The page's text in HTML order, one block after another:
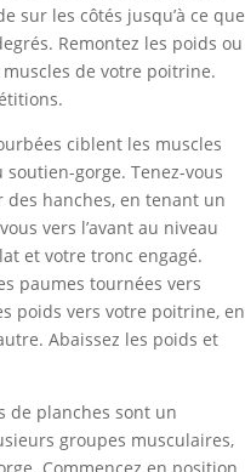
sur les côtés jusqu’à ce que
Remontez les poids ou
de votre poitrine.
ciblent les muscles
gorge. Tenez-vous
hanches, en tenant un
vers l’avant au niveau
et votre tronc engagé.
paumes tournées vers
poids vers votre poitrine, en
Abaissez les poids et
de planches sont un
groupes musculaires,